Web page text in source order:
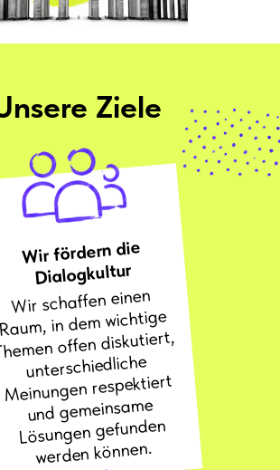
Ziele
Wir fördern die
Dialogkultur
Wir schaffen einen
Raum, in dem wichtige
offen diskutiert,
unterschiedliche
Meinungen respektiert
und gemeinsame
Lösungen gefunden
werden können.